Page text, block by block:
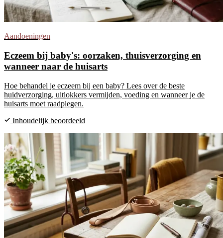
Aandoeningen
Eczeem bij baby's: oorzaken, thuisverzorging en
wanneer naar de huisarts
Hoe behandel je eczeem bij een baby? Lees over de beste
huidverzorging, uitlokkers vermijden, voeding en wanneer je de
huisarts moet raadplegen.
Inhoudelijk beoordeeld